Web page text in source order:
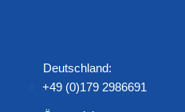
Deutschland:
+49 (0)179 2986691